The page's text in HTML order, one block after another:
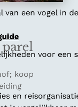
van een vogel in
voor een
en
koop